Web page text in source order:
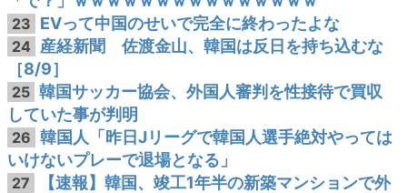
23 EVって中国のせいで完全に終わったよな
24 産経新聞 佐渡金山、韓国は反日を持ち込むな
［8/9］
25 韓国サッカー協会、外国人審判を性接待で買収
していた事が判明
26 韓国人「昨日Jリーグで韓国人選手絶対やっては
いけないプレーで退場となる」
27
【速報】韓国、竣工1年半の新築マンションで外